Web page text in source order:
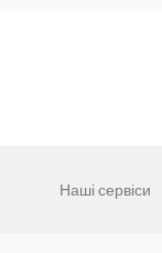
Наші сервіси